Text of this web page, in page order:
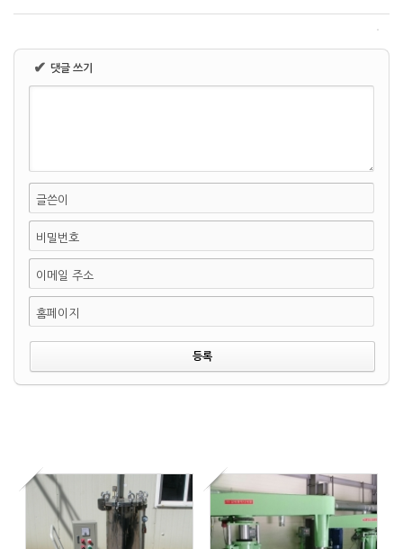
✔ 댓글 쓰기
글쓴이
비밀번호
이메일 주소
홈페이지
4752 5347